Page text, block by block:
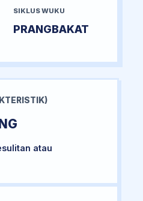
SIKLUS WUKU
PRANGBAKAT
atau